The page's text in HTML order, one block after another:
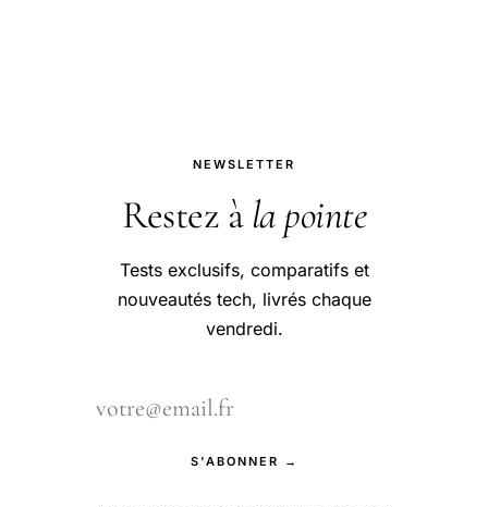
NEWSLETTER
Restez à la pointe
Tests exclusifs, comparatifs et
nouveautés tech, livrés chaque
vendredi.
S'ABONNER →